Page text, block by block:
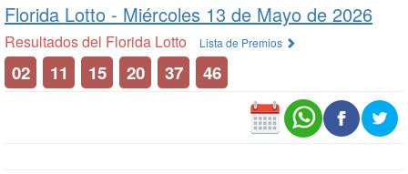
Florida Lotto - Miércoles 13 de Mayo de 2026
Resultados del Florida Lotto Lista de Premios
02 11 15 20 37 46